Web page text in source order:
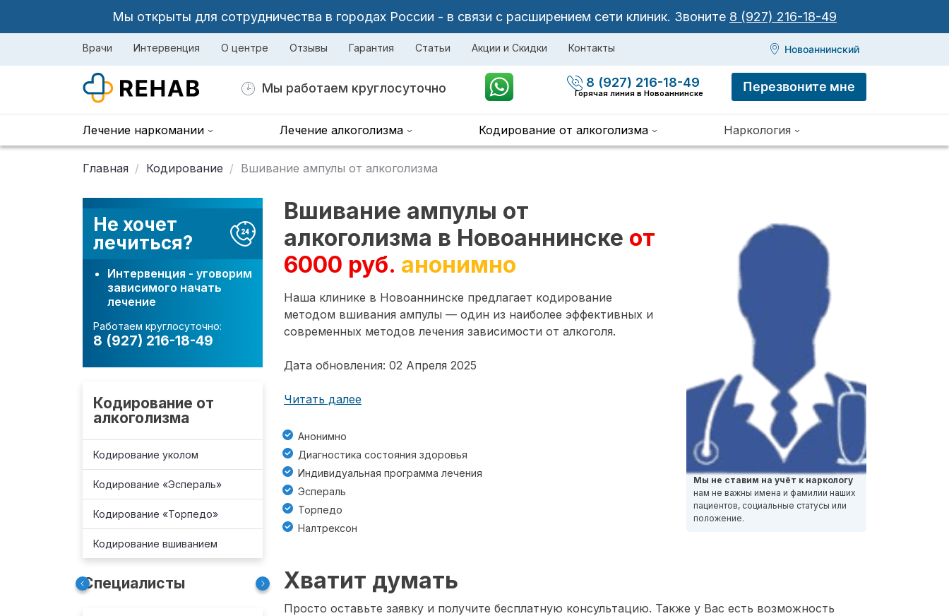
Мы открыты для сотрудничества в городах России - в связи с расширением сети клиник. Звоните 8 (927) 216-18-49
Врачи Интервенция О центре Отзывы Гарантия Статьи Акции и Скидки Контакты Новоаннинский
Мы работаем круглосуточно 8 (927) 216-18-49
Горячая линия в Новоаннинске Перезвоните мне
Лечение наркомании Лечение алкоголизма Кодирование от алкоголизма Наркология
Главная Кодирование Вшивание ампулы от алкоголизма
Не хочет
лечиться?
Интервенция - уговорим
зависимого начать
лечение
Работаем круглосуточно:
8 (927) 216-18-49
Кодирование от
алкоголизма
Кодирование уколом
Кодирование «Эспераль»
Кодирование «Торпедо»
Кодирование вшиванием
Специалисты
Вшивание ампулы от
алкоголизма в Новоаннинске от
6000 руб. анонимно
Наша клинике в Новоаннинске предлагает кодирование
методом вшивания ампулы — один из наиболее эффективных и
современных методов лечения зависимости от алкоголя.
Дата обновления: 02 Апреля 2025
Читать далее
Анонимно
Диагностика состояния здоровья
Индивидуальная программа лечения
Эспераль
Торпедо
Налтрексон
Мы не ставим на учёт к наркологу
нам не важны имена и фамилии наших
пациентов, социальные статусы или
положение.
Хватит думать
Просто оставьте заявку и получите бесплатную консультацию. Также у Вас есть возможность